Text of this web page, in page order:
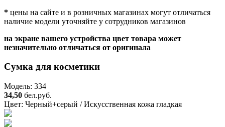
* цены на сайте и в розничных магазинах могут отличаться
наличие модели уточняйте у сотрудников магазинов
на экране вашего устройства цвет товара может
незначительно отличаться от оригинала
Сумка для косметики
Модель: 334
34,50 бел.руб.
Цвет: Черный+серый / Искусственная кожа гладкая